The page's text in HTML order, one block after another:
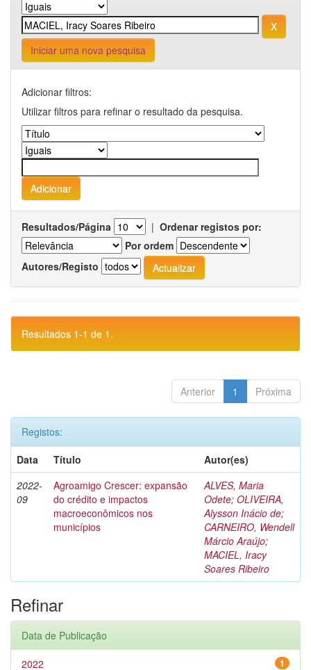
Iniciar uma nova pesquisa
Adicionar filtros:
Utilizar filtros para refinar o resultado da pesquisa.
Resultados/Página | Ordenar registos por:
Por ordem
Autores/Registo
Resultados 1-1 de 1.
Anterior 1 Próxima
Registos:
Data
Título
Autor(es)
2022-
09
Agroamigo Crescer: expansão
do crédito e impactos
macroeconômicos nos
municípios
ALVES, Maria
Odete; OLIVEIRA,
Alysson Inácio de;
CARNEIRO, Wendell
Márcio Araújo;
MACIEL, Iracy
Soares Ribeiro
Refinar
Data de Publicação
1
2022